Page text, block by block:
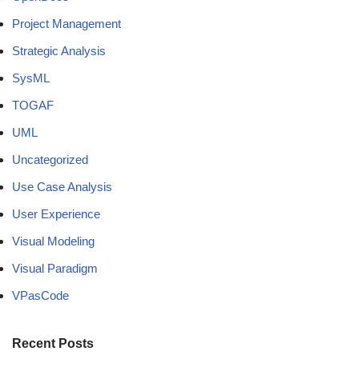
Project Management
Strategic Analysis
SysML
TOGAF
UML
Uncategorized
Use Case Analysis
User Experience
Visual Modeling
Visual Paradigm
VPasCode
Recent Posts